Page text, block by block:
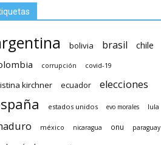
bolivia brasil
chile
corrupción covid-19
kirchner ecuador elecciones
estados unidos evo morales lula
méxico nicaragua onu paraguay